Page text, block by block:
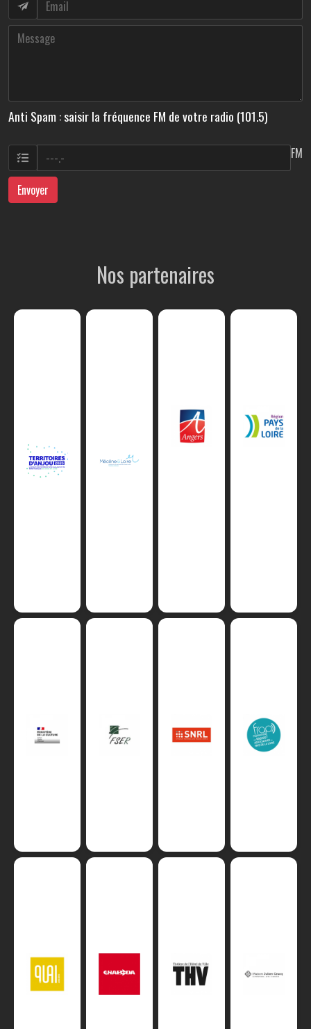
Anti Spam : saisir la fréquence FM de votre radio (101.5)
FM
Envoyer
Nos partenaires